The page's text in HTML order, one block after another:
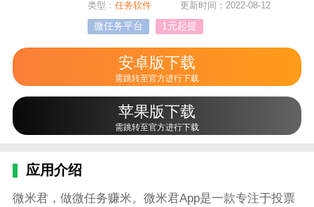
类型：任务软件 更新时间：2022-08-12
微任务平台 1元起提
安卓版下载
需跳转至官方进行下载
苹果版下载
需跳转至官方进行下载
应用介绍
微米君，做微任务赚米。微米君App是一款专注于投票